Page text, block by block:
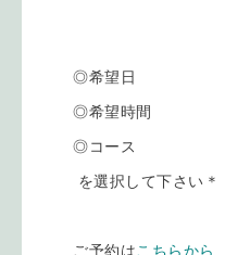
◎希望日
◎希望時間
◎コース
を選択して下さい＊
ご予約はこちらから